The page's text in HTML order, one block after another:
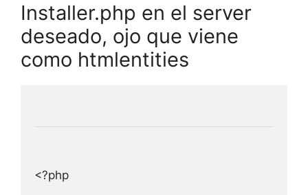
Installer.php en el server
deseado, ojo que viene
como htmlentities
<?php